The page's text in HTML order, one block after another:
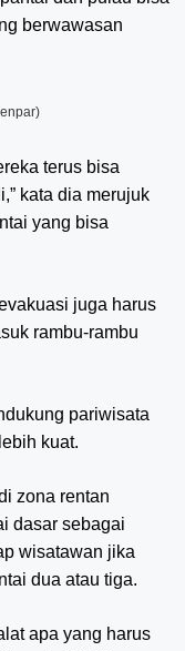
berwawasan
terus bisa
kata dia merujuk
yang bisa
juga harus
rambu-rambu
pariwisata
kuat.
zona rentan
dasar sebagai
wisatawan jika
dua atau tiga.
apa yang harus